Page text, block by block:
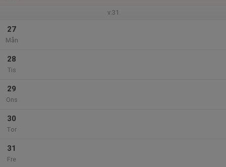
v.31
27
Mån
28
Tis
29
Ons
30
Tor
31
Fre